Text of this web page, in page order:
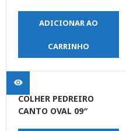
ADICIONAR AO
CARRINHO
COLHER PEDREIRO
CANTO OVAL 09″